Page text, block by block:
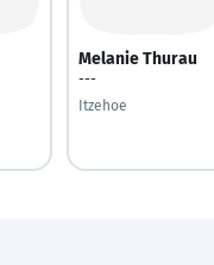
Melanie Thurau
---
Itzehoe